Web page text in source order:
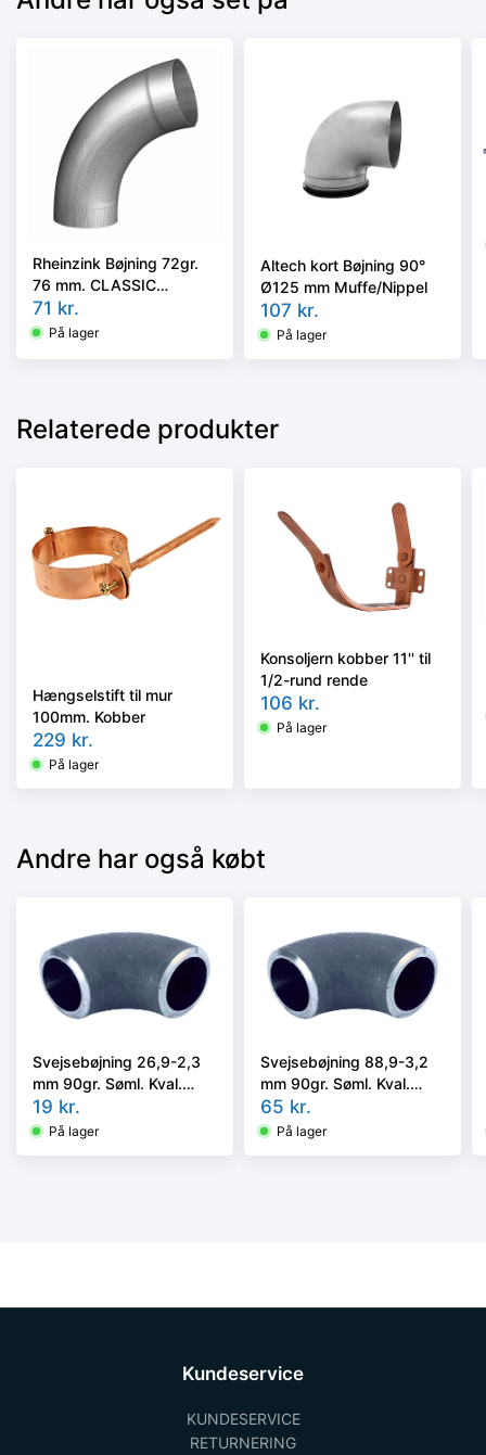
Rheinzink Bøjning 72gr.
76 mm. CLASSIC
walzblank - Tages ikke
retur -
71 kr.
På lager
Altech kort Bøjning 90°
Ø125 mm Muffe/Nippel
107 kr.
På lager
Relaterede produkter
Hængselstift til mur
100mm. Kobber
229 kr.
På lager
Konsoljern kobber 11'' til
1/2-rund rende
106 kr.
På lager
Andre har også købt
Svejsebøjning 26,9-2,3
mm 90gr. Søml. Kval.
P235GH, EN 10253-2
type A, 3D
19 kr.
På lager
Svejsebøjning 88,9-3,2
mm 90gr. Søml. Kval.
P235GH, EN 10253-2
type A, 3D
65 kr.
På lager
Kundeservice
KUNDESERVICE
RETURNERING